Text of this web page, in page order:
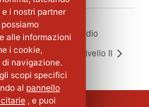
Corso Antincendio
Aggiornamento Livello II
i nostri partner
alle informazioni
i cookie,
navigazione.
scopi specifici
al pannello
, e puoi